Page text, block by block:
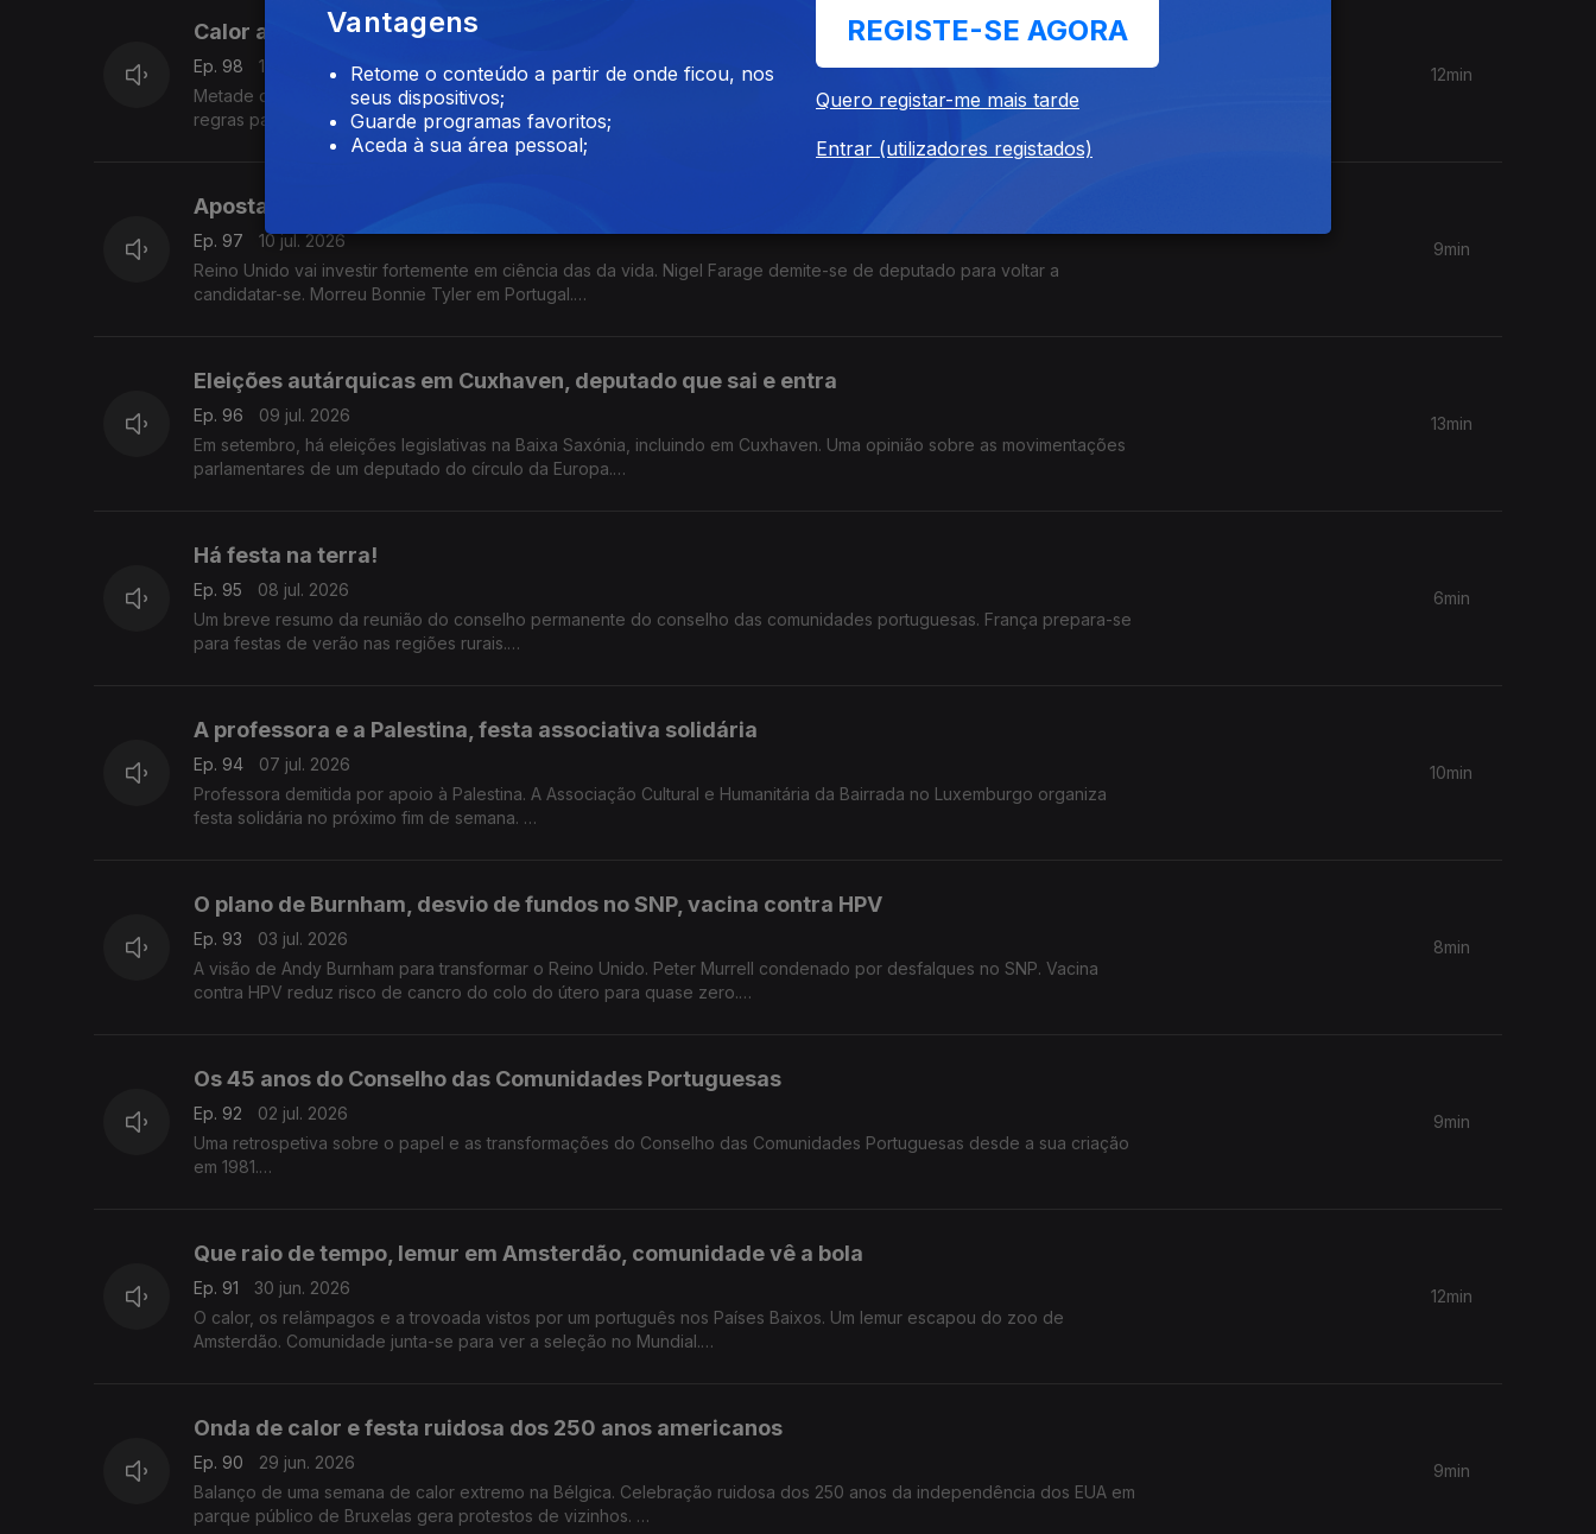
Calor a mais, água a menos, arrendamento às partes
Ep. 98
14 jul. 2026
Metade dos Países Baixos em alerta por temperaturas quentes. Os caudais dos rios estão abaixo do normal. Novas
regras para arrendamento em regime de cohabitação.
Com Amadeu Dias, em Utrecht, Países Baixos.
12min
Aposta em ciência, as manobras de Farage, adeus a Bonnie Tyler
Ep. 97
10 jul. 2026
Reino Unido vai investir fortemente em ciência das da vida. Nigel Farage demite-se de deputado para voltar a
candidatar-se. Morreu Bonnie Tyler em Portugal.
9min
Eleições autárquicas em Cuxhaven, deputado que sai e entra
Ep. 96
09 jul. 2026
Em setembro, há eleições legislativas na Baixa Saxónia, incluindo em Cuxhaven. Uma opinião sobre as movimentações
parlamentares de um deputado do círculo da Europa.
13min
Há festa na terra!
Ep. 95
08 jul. 2026
Um breve resumo da reunião do conselho permanente do conselho das comunidades portuguesas. França prepara-se
para festas de verão nas regiões rurais.
6min
A professora e a Palestina, festa associativa solidária
Ep. 94
07 jul. 2026
Professora demitida por apoio à Palestina. A Associação Cultural e Humanitária da Bairrada no Luxemburgo organiza
festa solidária no próximo fim de semana.
10min
O plano de Burnham, desvio de fundos no SNP, vacina contra HPV
Ep. 93
03 jul. 2026
A visão de Andy Burnham para transformar o Reino Unido. Peter Murrell condenado por desfalques no SNP. Vacina
contra HPV reduz risco de cancro do colo do útero para quase zero.
8min
Os 45 anos do Conselho das Comunidades Portuguesas
Ep. 92
02 jul. 2026
Uma retrospetiva sobre o papel e as transformações do Conselho das Comunidades Portuguesas desde a sua criação
em 1981.
9min
Que raio de tempo, lemur em Amsterdão, comunidade vê a bola
Ep. 91
30 jun. 2026
O calor, os relâmpagos e a trovoada vistos por um português nos Países Baixos. Um lemur escapou do zoo de
Amsterdão. Comunidade junta-se para ver a seleção no Mundial.
12min
Onda de calor e festa ruidosa dos 250 anos americanos
Ep. 90
29 jun. 2026
Balanço de uma semana de calor extremo na Bélgica. Celebração ruidosa dos 250 anos da independência dos EUA em
parque público de Bruxelas gera protestos de vizinhos.
9min
Vantagens
Retome o conteúdo a partir de onde ficou, nos
seus dispositivos;
Guarde programas favoritos;
Aceda à sua área pessoal;
REGISTE-SE AGORA
Quero registar-me mais tarde
Entrar (utilizadores registados)